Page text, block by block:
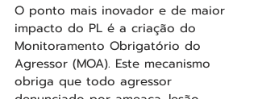
O ponto mais inovador e de maior
impacto do PL é a criação do
Monitoramento Obrigatório do
Agressor (MOA). Este mecanismo
obriga que todo agressor